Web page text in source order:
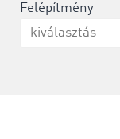
Felépítmény